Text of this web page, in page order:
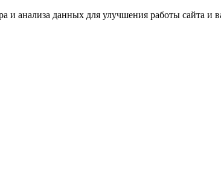
анализа данных для улучшения работы сайта и